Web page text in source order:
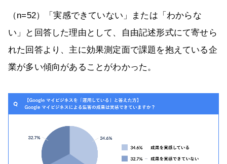
（n=52）「実感できていない」または「わからな
い」と回答した理由として、自由記述形式にて寄せら
れた回答より、主に効果測定面で課題を抱えている企
業が多い傾向があることがわかった。